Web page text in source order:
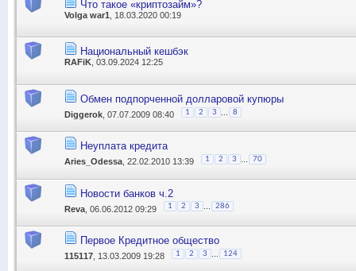
Что такое «криптозайм»?
Volga war1 , 18.03.2020 00:19
Национальный кешбэк
RAFiK , 03.09.2024 12:25
Обмен подпорченной долларовой купюры
Diggerok , 07.07.2009 08:40 1 2 3 8
Неуплата кредита
Aries_Odessa , 22.02.2010 13:39 1 2 3 70
Новости банков ч.2
Reva , 06.06.2012 09:29 1 2 3 ... 286
Первое Кредитное общество
115117 , 13.03.2009 19:28 1 2 3 124